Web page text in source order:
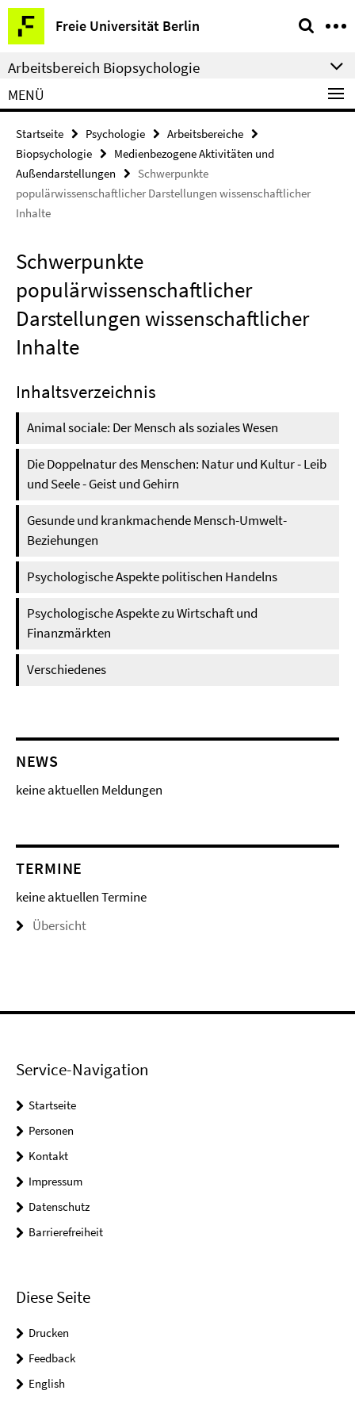
Springe
direkt
zu
Inhalt
Freie Universität Berlin
Service-
Navigation
Arbeitsbereich Biopsychologie
MENÜ
Startseite Psychologie
Arbeitsbereiche
Biopsychologie
Medienbezogene Aktivitäten und
Außendarstellungen
Schwerpunkte
populärwissenschaftlicher Darstellungen wissenschaftlicher
Inhalte
Schwerpunkte
populärwissenschaftlicher
Darstellungen wissenschaftlicher
Inhalte
Inhaltsverzeichnis
Animal sociale: Der Mensch als soziales Wesen
Die Doppelnatur des Menschen: Natur und Kultur - Leib
und Seele - Geist und Gehirn
Gesunde und krankmachende Mensch-Umwelt-
Beziehungen
Psychologische Aspekte politischen Handelns
Psychologische Aspekte zu Wirtschaft und
Finanzmärkten
Verschiedenes
NEWS
keine aktuellen Meldungen
TERMINE
keine aktuellen Termine
Übersicht
Service-Navigation
Startseite
Personen
Kontakt
Impressum
Datenschutz
Barrierefreiheit
Diese Seite
Drucken
Feedback
English